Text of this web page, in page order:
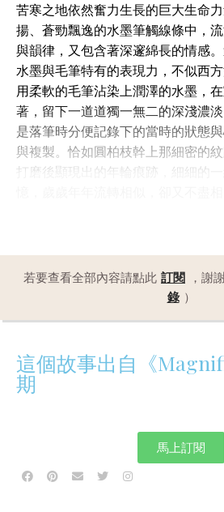
苦寒之地依然奮力生長的巨大生命
揚、蒼勁飄逸的水墨筆觸線條中，
與韻律，又包含著深邃綿長的情感
水墨與毛筆特有的表現力，不似西
用柔軟的毛筆沾染上潤澤的水墨，
著，留下一道道獨一無二的深淺濃
是落筆時分便記錄下的當時的狀態
與複製。恰如圓柏枝幹上那細密的
打磨後顯現出的年輪痕跡，細細的
若要查看全部內容請點此 訂閱 ，謝
錄 ）
這個故事出自《
期
馬上訂閱